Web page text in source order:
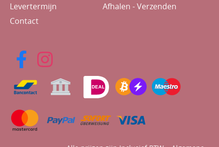
Levertermijn
Afhalen - Verzenden
Contact